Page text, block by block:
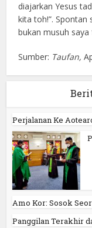
diajarkan Yesus
kita toh!”. Spontan
bukan musuh
Sumber: Taufan,
Perjalanan Ke
Amo Kor: Sosok
Panggilan Terakhir